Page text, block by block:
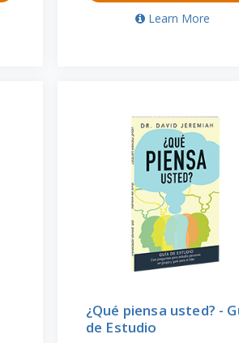
Learn More
¿Qué piensa usted? -
de Estudio